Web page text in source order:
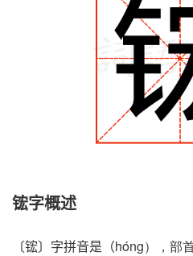
𬭎字概述
〔𬭎〕字拼音是（hóng），部